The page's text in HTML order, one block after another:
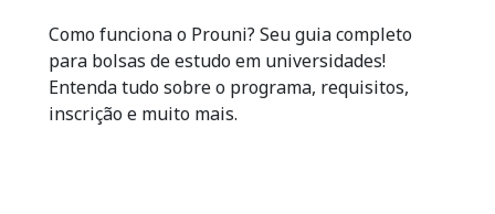
Como funciona o Prouni? Seu guia completo
para bolsas de estudo em universidades!
Entenda tudo sobre o programa, requisitos,
inscrição e muito mais.